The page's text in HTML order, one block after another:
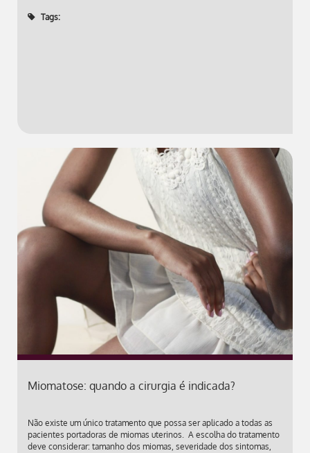
Tags:
Miomatose: quando a cirurgia é indicada?
Não existe um único tratamento que possa ser aplicado a todas as
pacientes portadoras de miomas uterinos. A escolha do tratamento
deve considerar: tamanho dos miomas, severidade dos sintomas,